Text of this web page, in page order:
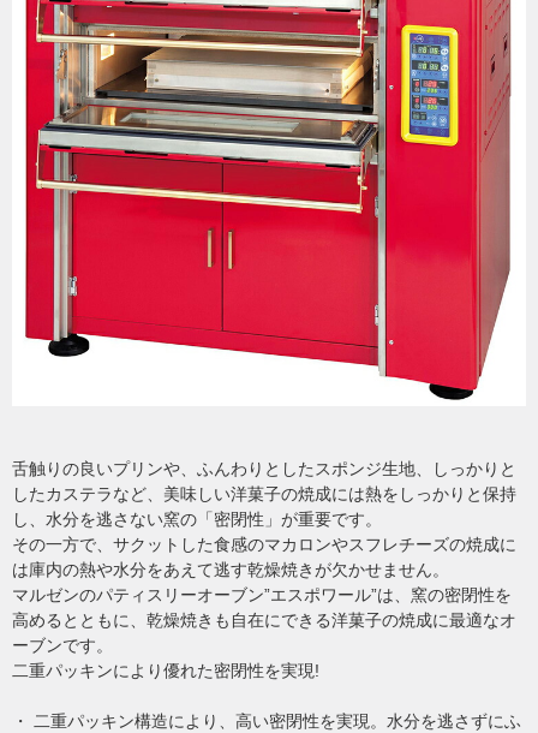
舌触りの良いプリンや、ふんわりとしたスポンジ生地、しっかりと
したカステラなど、美味しい洋菓子の焼成には熱をしっかりと保持
し、水分を逃さない窯の「密閉性」が重要です。
その一方で、サクットした食感のマカロンやスフレチーズの焼成に
は庫内の熱や水分をあえて逃す乾燥焼きが欠かせません。
マルゼンのパティスリーオーブン”エスポワール”は、窯の密閉性を
高めるとともに、乾燥焼きも自在にできる洋菓子の焼成に最適なオ
ーブンです。
二重パッキンにより優れた密閉性を実現!
・ 二重パッキン構造により、高い密閉性を実現。水分を逃さずにふ